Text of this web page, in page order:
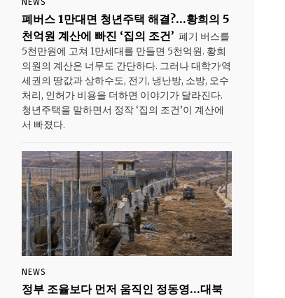
NEWS
폐버스 1만대면 청년주택 해결?…황희의 5
천억원 계산에 빠진 ‘집의 조건’ 폐기 버스를
5천만원에 고쳐 1만세대를 만들면 5천억원. 황희
의원의 계산은 너무도 간단하다. 그러나 대학가·역
세권의 땅값과 상하수도, 전기, 냉난방, 소방, 오수
처리, 인허가 비용을 더하면 이야기가 달라진다.
청년주택을 말하면서 정작 ‘집의 조건’이 계산에
서 빠졌다.
NEWS
정부 조율보다 먼저 움직인 정동영…대북